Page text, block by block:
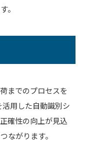
。
までのプロセスを
用した自動識別シ
確性の向上が見込
ながります。